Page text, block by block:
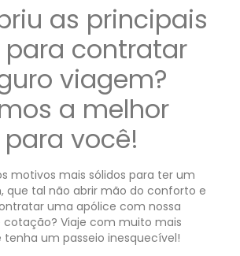
as principais
para contratar
viagem?
a melhor
você!
motivos mais sólidos para ter um
que tal não abrir mão do conforto e
uma apólice com nossa
Viaje com muito mais
tenha um passeio inesquecível!